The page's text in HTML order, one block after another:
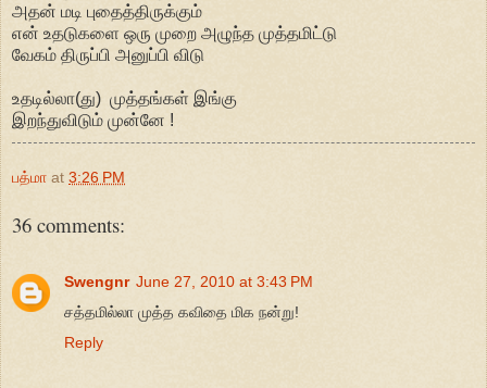
அதன் மடி புதைத்திருக்கும்
என் உதடுகளை ஒரு முறை அழுந்த முத்தமிட்டு
வேகம் திருப்பி அனுப்பி விடு
உதடில்லா(து) முத்தங்கள் இங்கு
இறந்துவிடும் முன்னே !
பத்மா at 3:26 PM
36 comments:
Swengnr June 27, 2010 at 3:43 PM
சத்தமில்லா முத்த கவிதை மிக நன்று!
Reply